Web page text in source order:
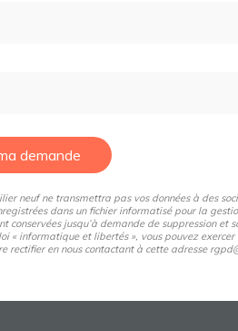
demande
neuf ne transmettra pas vos données à des
dans un fichier informatisé pour la
conservées jusqu’à demande de suppression et
« informatique et libertés », vous pouvez exercer
rectifier en nous contactant à cette adresse